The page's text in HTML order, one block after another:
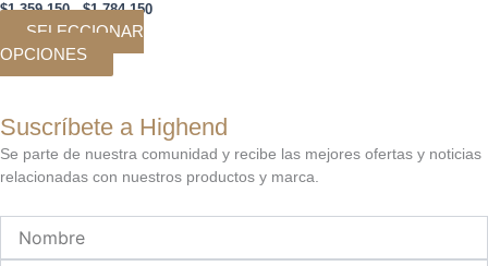
$1.359.150 - $1.784.150
SELECCIONAR
OPCIONES
producto
Suscríbete a Highend
Se parte de nuestra comunidad y recibe las mejores ofertas y noticias
relacionadas con nuestros productos y marca.